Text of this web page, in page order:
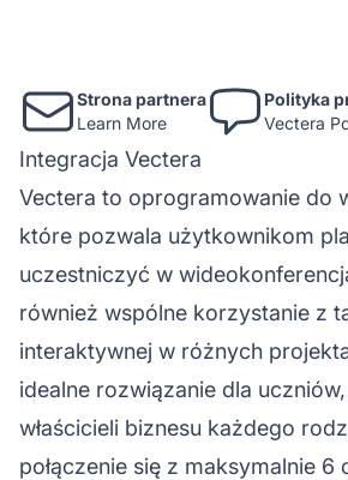
Strona partnera
Learn More
Polityka
Vectera
Integracja Vectera
Vectera to oprogramowanie do
które pozwala użytkownikom
uczestniczyć w
również wspólne korzystanie z
interaktywnej w różnych
idealne rozwiązanie dla
właścicieli biznesu każdego
połączenie się z maksymalnie 6